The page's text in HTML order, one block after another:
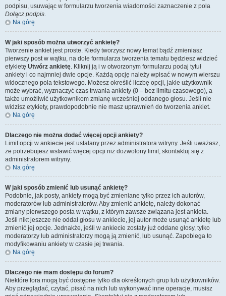
podpisu, usuwając w formularzu tworzenia wiadomości zaznaczenie z pola
Dołącz podpis.
Na górę
W jaki sposób można utworzyć ankietę?
Tworzenie ankiet jest proste. Kiedy tworzysz nowy temat bądź zmieniasz
pierwszy post w wątku, na dole formularza tworzenia tematu będziesz widzieć
etykietę Utwórz ankietę. Kliknij ją i w otworzonym formularzu podaj tytuł
ankiety i co najmniej dwie opcje. Każdą opcję należy wpisać w nowym wierszu
widocznego pola tekstowego. Możesz określić liczbę opcji, jakie użytkownik
może wybrać, wyznaczyć czas trwania ankiety (0 – bez limitu czasowego), a
także umożliwić użytkownikom zmianę wcześniej oddanego głosu. Jeśli nie
widzisz etykiety, prawdopodobnie nie masz uprawnień do tworzenia ankiet.
Na górę
Dlaczego nie można dodać więcej opcji ankiety?
Limit opcji w ankiecie jest ustalany przez administratora witryny. Jeśli uważasz,
że potrzebujesz wstawić więcej opcji niż dozwolony limit, skontaktuj się z
administratorem witryny.
Na górę
W jaki sposób zmienić lub usunąć ankietę?
Podobnie, jak posty, ankiety mogą być zmieniane tylko przez ich autorów,
moderatorów lub administratorów. Aby zmienić ankietę, należy dokonać
zmiany pierwszego posta w wątku, z którym zawsze związana jest ankieta.
Jeśli nikt jeszcze nie oddał głosu w ankiecie, jej autor może usunąć ankietę lub
zmienić jej opcje. Jednakże, jeśli w ankiecie zostały już oddane głosy, tylko
moderatorzy lub administratorzy mogą ją zmienić, lub usunąć. Zapobiega to
modyfikowaniu ankiety w czasie jej trwania.
Na górę
Dlaczego nie mam dostępu do forum?
Niektóre fora mogą być dostępne tylko dla określonych grup lub użytkowników.
Aby przeglądać, czytać, pisać na nich lub wykonywać inne operacje, musisz